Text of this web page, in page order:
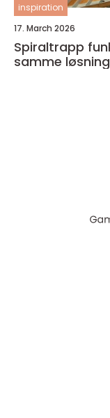
inspiration
17. March 2026
Spiraltrapp funksjon, form og fleksibilitet i
samme løsning